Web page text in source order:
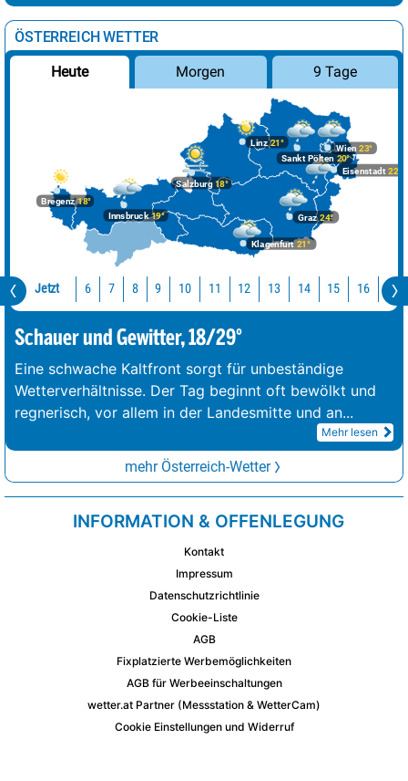
ÖSTERREICH WETTER
Heute Morgen 9 Tage
Bregenz18°
Graz24°
Innsbruck19°
Klagenfurt 21°
Linz21°
Salzburg18°
Wien 23°
Eisenstadt 22°
Sankt Pölten 20°
Jetzt 6 7 8 9 10 11 12 13 14 15 16 17
Schauer und Gewitter, 18/29°
Eine schwache Kaltfront sorgt für unbeständige
Wetterverhältnisse. Der Tag beginnt oft bewölkt und
regnerisch, vor allem in der Landesmitte und an...
Mehr lesen
mehr Österreich-Wetter
INFORMATION & OFFENLEGUNG
Kontakt
Impressum
Datenschutzrichtlinie
Cookie-Liste
AGB
Fixplatzierte Werbemöglichkeiten
AGB für Werbeeinschaltungen
wetter.at Partner (Messstation & WetterCam)
Cookie Einstellungen und Widerruf